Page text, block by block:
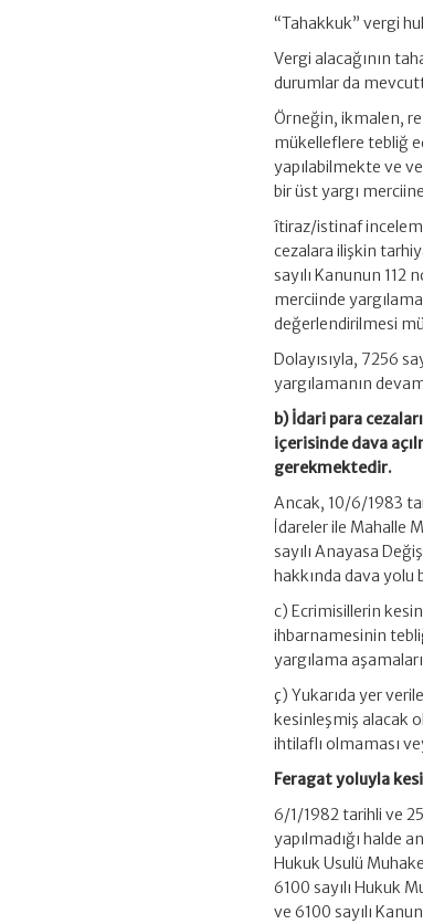
“Tahakkuk” vergi
Vergi alacağının
durumlar da
Örneğin, ikmalen,
mükelleflere tebliğ
yapılabilmekte ve
bir üst yargı
îtiraz/istinaf
cezalara ilişkin
sayılı Kanunun
merciinde
değerlendirilmesi
Dolayısıyla, 7256
yargılamanın
b) İdari para
içerisinde dava
gerekmektedir.
Ancak, 10/6/1983
İdareler ile Mahalle
sayılı Anayasa
hakkında dava yolu
c) Ecrimisillerin
ihbarnamesinin
yargılama
ç) Yukarıda yer
kesinleşmiş alacak
ihtilaflı olmaması
Feragat yoluyla
6/1/1982 tarihli ve
yapılmadığı halde
Hukuk Usulü
6100 sayılı Hukuk
ve 6100 sayılı